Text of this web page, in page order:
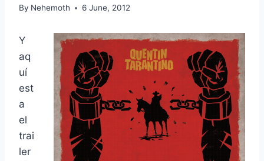
By Nehemoth 6 June, 2012
Y
aq
uí
est
a
el
trai
ler